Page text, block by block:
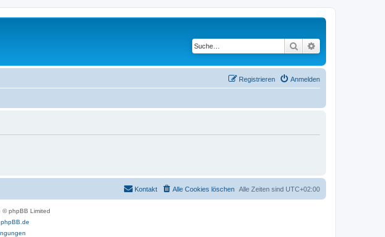
Suche
Anmelden
Registrieren
Alle Zeiten sind UTC+02:00
Alle Cookies löschen
Kontakt
© phpBB Limited
phpBB.de